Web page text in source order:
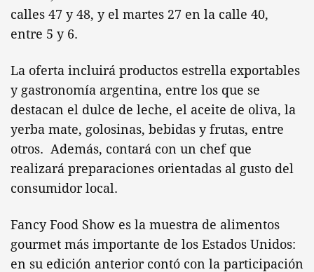
calles 47 y 48, y el martes 27 en la calle 40,
entre 5 y 6.
La oferta incluirá productos estrella exportables
y gastronomía argentina, entre los que se
destacan el dulce de leche, el aceite de oliva, la
yerba mate, golosinas, bebidas y frutas, entre
otros. Además, contará con un chef que
realizará preparaciones orientadas al gusto del
consumidor local.
Fancy Food Show es la muestra de alimentos
gourmet más importante de los Estados Unidos:
en su edición anterior contó con la participación